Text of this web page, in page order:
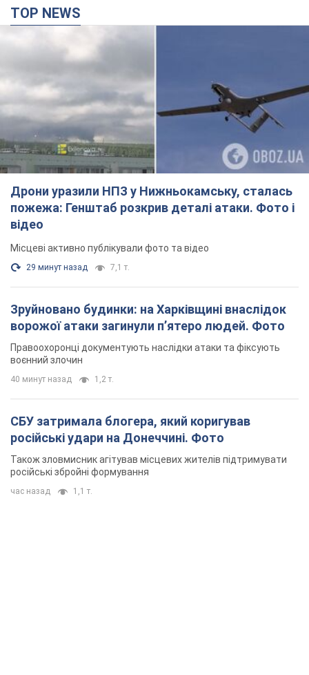
TOP NEWS
Дрони уразили НПЗ у Нижньокамську, сталась
пожежа: Генштаб розкрив деталі атаки. Фото і
відео
Місцеві активно публікували фото та відео
29 минут назад 7,1 т.
Зруйновано будинки: на Харківщині внаслідок
ворожої атаки загинули п’ятеро людей. Фото
Правоохоронці документують наслідки атаки та фіксують
воєнний злочин
40 минут назад 1,2 т.
СБУ затримала блогера, який коригував
російські удари на Донеччині. Фото
Також зловмисник агітував місцевих жителів підтримувати
російські збройні формування
час назад 1,1 т.